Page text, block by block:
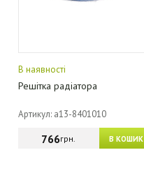
В наявності
Решітка радіатора
Артикул: a13-8401010
В КОШИК
766грн.